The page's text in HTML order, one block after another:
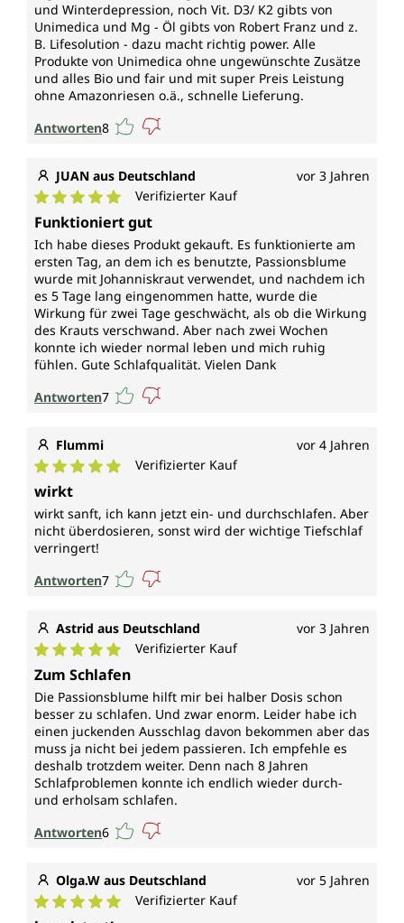
und Winterdepression, noch Vit. D3/ K2 gibts von
Unimedica und Mg - Öl gibts von Robert Franz und z.
B. Lifesolution - dazu macht richtig power. Alle
Produkte von Unimedica ohne ungewünschte Zusätze
und alles Bio und fair und mit super Preis Leistung
ohne Amazonriesen o.ä., schnelle Lieferung.
Antworten8
JUAN aus Deutschland vor 3 Jahren
Durchschnittliche Bewertung von 5 von 5 Sternen
Verifizierter Kauf
Funktioniert gut
Ich habe dieses Produkt gekauft. Es funktionierte am
ersten Tag, an dem ich es benutzte, Passionsblume
wurde mit Johanniskraut verwendet, und nachdem ich
es 5 Tage lang eingenommen hatte, wurde die
Wirkung für zwei Tage geschwächt, als ob die Wirkung
des Krauts verschwand. Aber nach zwei Wochen
konnte ich wieder normal leben und mich ruhig
fühlen. Gute Schlafqualität. Vielen Dank
Antworten7
Flummi vor 4 Jahren
Durchschnittliche Bewertung von 5 von 5 Sternen
Verifizierter Kauf
wirkt
wirkt sanft, ich kann jetzt ein- und durchschlafen. Aber
nicht überdosieren, sonst wird der wichtige Tiefschlaf
verringert!
Antworten7
Astrid aus Deutschland vor 3 Jahren
Durchschnittliche Bewertung von 5 von 5 Sternen
Verifizierter Kauf
Zum Schlafen
Die Passionsblume hilft mir bei halber Dosis schon
besser zu schlafen. Und zwar enorm. Leider habe ich
einen juckenden Ausschlag davon bekommen aber das
muss ja nicht bei jedem passieren. Ich empfehle es
deshalb trotzdem weiter. Denn nach 8 Jahren
Schlafproblemen konnte ich endlich wieder durch-
und erholsam schlafen.
Antworten6
Olga.W aus Deutschland vor 5 Jahren
Durchschnittliche Bewertung von 5 von 5 Sternen
Verifizierter Kauf